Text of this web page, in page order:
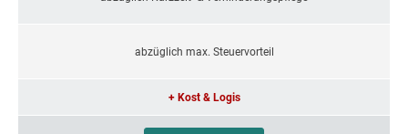
abzüglich max. Steuervorteil
+ Kost & Logis